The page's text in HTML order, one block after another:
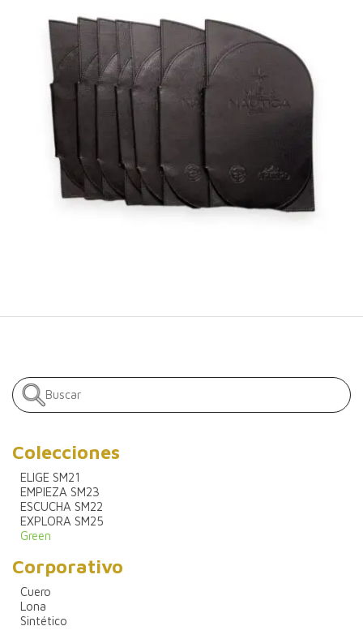
Colecciones
ELIGE SM21
EMPIEZA SM23
ESCUCHA SM22
EXPLORA SM25
Green
Corporativo
Cuero
Lona
Sintético